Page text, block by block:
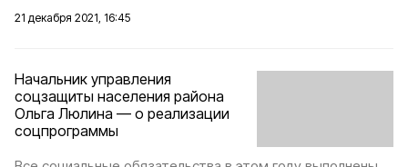
21 декабря 2021, 16:45
Начальник управления
соцзащиты населения района
Ольга Люлина — о реализации
соцпрограммы